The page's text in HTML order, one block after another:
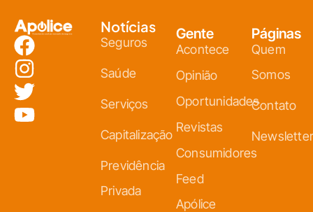
Notícias
Seguros
Saúde
Serviços
Capitalização
Previdência
Privada
Gente
Acontece
Opinião
Oportunidades
Revistas
Consumidores
Feed
Apólice
Páginas
Quem
Somos
Contato
Newsletter